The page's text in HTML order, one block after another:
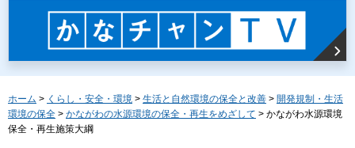
ホーム > くらし・安全・環境 > 生活と自然環境の保全と改善 > 開発規制・生活
環境の保全 > かながわの水源環境の保全・再生をめざして > かながわ水源環境
保全・再生施策大綱